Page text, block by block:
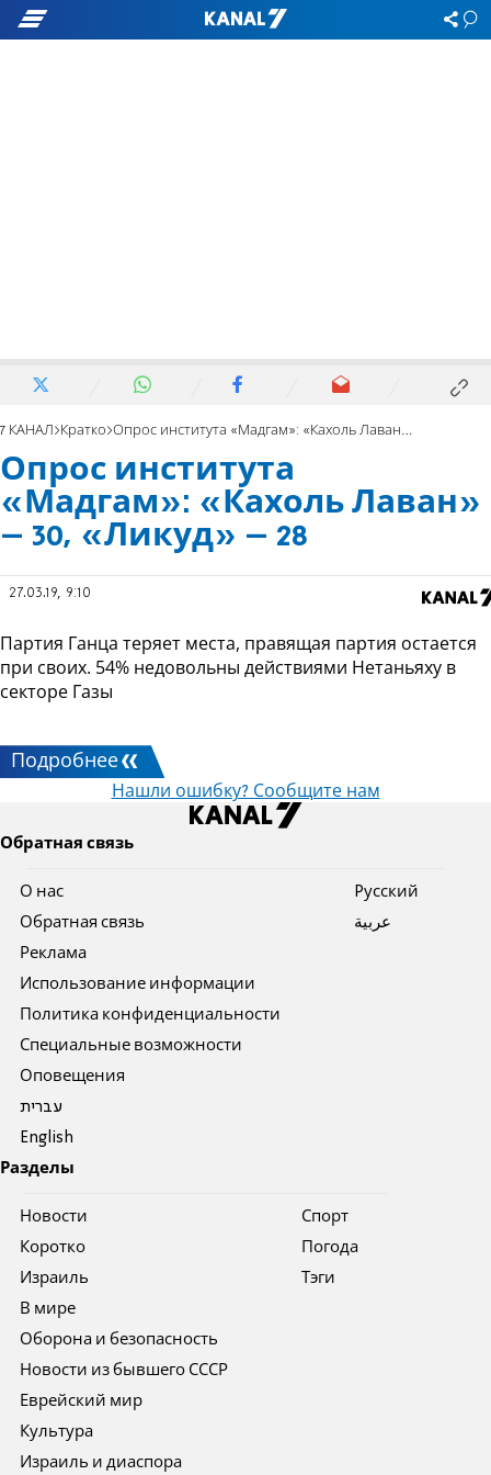
7 КАНАЛ Кратко Опрос института «Мадгам»: «Кахоль Лаван» – 30, «Ликуд» – 28
Опрос института
«Мадгам»: «Кахоль Лаван»
– 30, «Ликуд» – 28
27.03.19, 9:10
Партия Ганца теряет места, правящая партия остается
при своих. 54% недовольны действиями Нетаньяху в
секторе Газы
Подробнее
Нашли ошибку? Сообщите нам
Обратная связь
О нас
Обратная связь
Реклама
Использование информации
Политика конфиденциальности
Специальные возможности
Оповещения
עברית
English
Pусский
عربية
Разделы
Новости
Коротко
Израиль
В мире
Оборона и безопасность
Новости из бывшего СССР
Еврейский мир
Культура
Израиль и диаспора
Спорт
Погода
Тэги